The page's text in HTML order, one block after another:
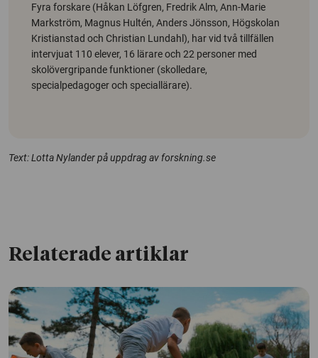
Fyra forskare (Håkan Löfgren, Fredrik Alm, Ann-Marie
Markström, Magnus Hultén, Anders Jönsson, Högskolan
Kristianstad och Christian Lundahl), har vid två tillfällen
intervjuat 110 elever, 16 lärare och 22 personer med
skolövergripande funktioner (skolledare,
specialpedagoger och speciallärare).
Text: Lotta Nylander på uppdrag av forskning.se
Relaterade artiklar